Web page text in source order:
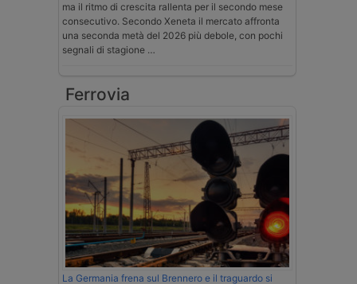
ma il ritmo di crescita rallenta per il secondo mese
consecutivo. Secondo Xeneta il mercato affronta
una seconda metà del 2026 più debole, con pochi
segnali di stagione …
Ferrovia
La Germania frena sul Brennero e il traguardo si